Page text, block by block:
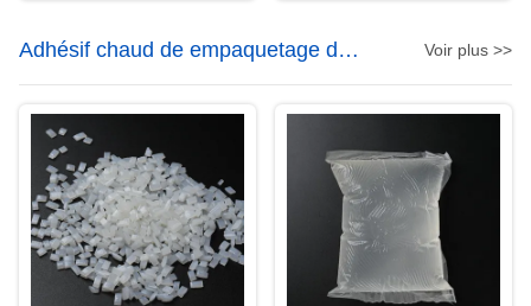
Adhésif chaud de empaquetage de
fonte
Voir plus >>